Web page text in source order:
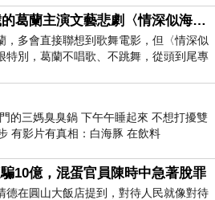
AI27歲的葛蘭主演文藝悲劇〈情深似海〉 #戀上老電影 #葛蘭 #粟子
，多會直接聯想到歌舞電影，但〈情深似
特別，葛蘭不唱歌、不跳舞，從頭到尾專
拍攝期間，經常工作超過12個鐘
的三媽臭臭鍋 下午午睡起來 不想打擾雙
有影片有真相：白海豚 在飲料
10億，混蛋官員陳時中急著脫罪
德在圓山大飯店提到，對待人民就像對待